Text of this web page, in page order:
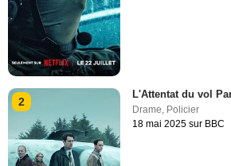
2
L'Attentat du vol
Drame Policier
18 mai 2025 sur BBC